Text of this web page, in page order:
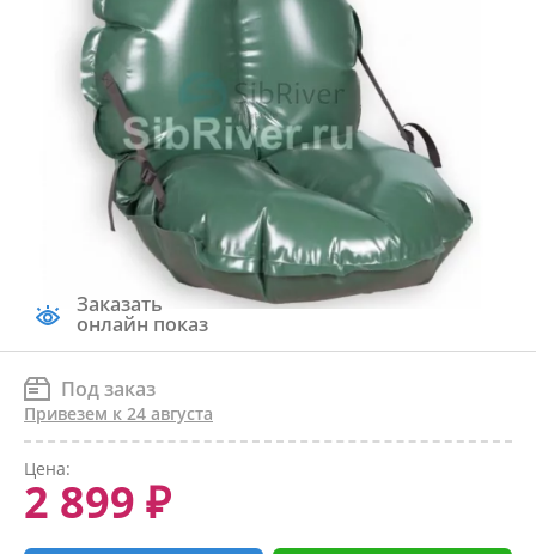
Заказать
онлайн показ
Под заказ
Привезем к 24 августа
Цена:
2 899 ₽